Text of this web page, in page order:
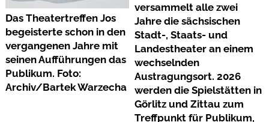
Das Theatertreffen Jos
begeisterte schon in den
vergangenen Jahre mit
seinen Aufführungen das
Publikum. Foto:
Archiv/Bartek Warzecha
versammelt alle zwei
Jahre die sächsischen
Stadt-, Staats- und
Landestheater an einem
wechselnden
Austragungsort. 2026
werden die Spielstätten in
Görlitz und Zittau zum
Treffpunkt für Publikum,